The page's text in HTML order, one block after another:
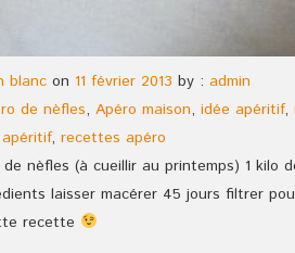
blanc on 11 février 2013 by : admin
de nèfles, Apéro maison, idée apéritif,
, recettes apéro
nèfles (à cueillir au printemps) 1 kilo
laisser macérer 45 jours filtrer
recette